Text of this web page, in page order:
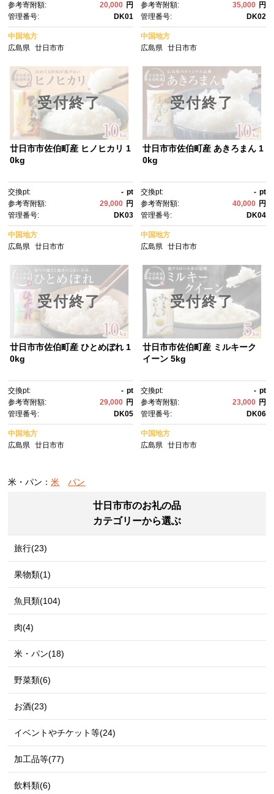
参考寄附額:
20,000 円
管理番号:
DK01
中国地方
広島県
廿日市市
参考寄附額:
35,000 円
管理番号:
DK02
中国地方
広島県 廿日市市
受付終了
廿日市市佐伯町産 ヒノヒカリ 1
0kg
交換pt: - pt
参考寄附額:
29,000 円
管理番号:
DK03
中国地方
広島県
廿日市市
受付終了
廿日市市佐伯町産 あきろまん 1
0kg
交換pt: - pt
参考寄附額:
40,000 円
管理番号:
DK04
中国地方
広島県 廿日市市
受付終了
廿日市市佐伯町産 ひとめぼれ 1
0kg
交換pt: - pt
参考寄附額:
29,000 円
管理番号:
DK05
中国地方
広島県
廿日市市
受付終了
廿日市市佐伯町産 ミルキーク
イーン 5kg
交換pt: - pt
参考寄附額:
23,000 円
管理番号:
DK06
中国地方
広島県 廿日市市
米・パン：米 パン
廿日市市のお礼の品
カテゴリーから選ぶ
旅行(23)
果物類(1)
魚貝類(104)
肉(4)
米・パン(18)
野菜類(6)
お酒(23)
イベントやチケット等(24)
加工品等(77)
飲料類(6)